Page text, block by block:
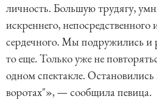
личность. Большую трудягу,
искреннего, непосредственного
сердечного. Мы подружились и
то еще. Только уже не
одном спектакле.
воротах"», — сообщила певица.